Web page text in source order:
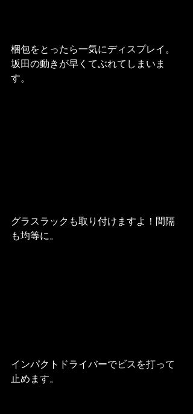
梱包をとったら一気にディスプレイ。
坂田の動きが早くてぶれてしまいま
す。
グラスラックも取り付けますよ！間隔
も均等に。
インパクトドライバーでビスを打って
止めます。